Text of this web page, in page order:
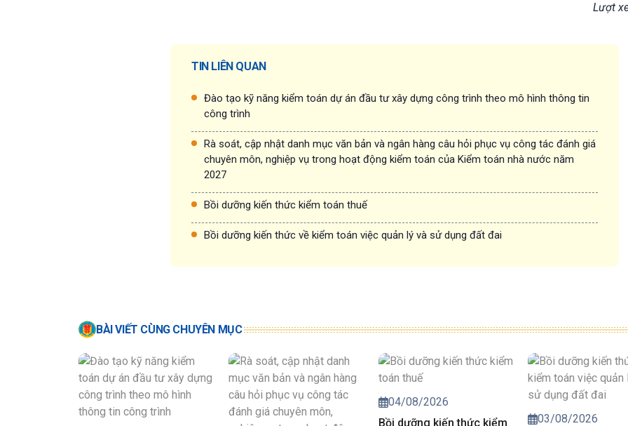
Lượt
TIN LIÊN QUAN
Đào tạo kỹ năng kiểm toán dự án đầu tư xây dựng công trình theo mô hình thông tin
công trình
Rà soát, cập nhật danh mục văn bản và ngân hàng câu hỏi phục vụ công tác đánh giá
chuyên môn, nghiệp vụ trong hoạt động kiểm toán của Kiểm toán nhà nước năm
2027
Bồi dưỡng kiến thức kiểm toán thuế
Bồi dưỡng kiến thức về kiểm toán việc quản lý và sử dụng đất đai
BÀI VIẾT CÙNG CHUYÊN MỤC
04/08/2026
Bồi dưỡng kiến thức kiểm
03/08/2026